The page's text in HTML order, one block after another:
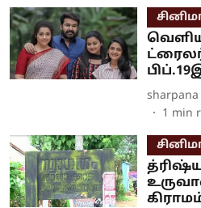
sharpana
1 min